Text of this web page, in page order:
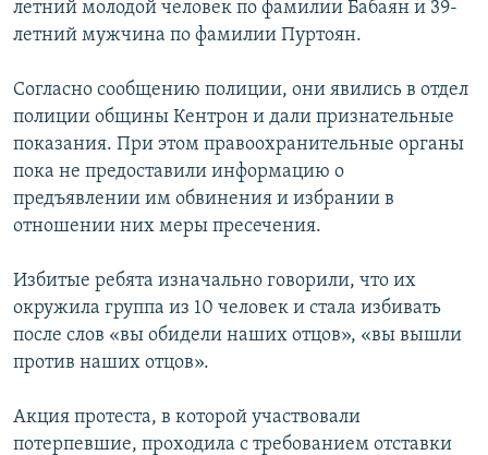
летний молодой человек по фамилии Бабаян и 39-
летний мужчина по фамилии Пуртоян.
Согласно сообщению полиции, они явились в отдел
полиции общины Кентрон и дали признательные
показания. При этом правоохранительные органы
пока не предоставили информацию о
предъявлении им обвинения и избрании в
отношении них меры пресечения.
Избитые ребята изначально говорили, что их
окружила группа из 10 человек и стала избивать
после слов «вы обидели наших отцов», «вы вышли
против наших отцов».
Акция протеста, в которой участвовали
потерпевшие, проходила с требованием отставки